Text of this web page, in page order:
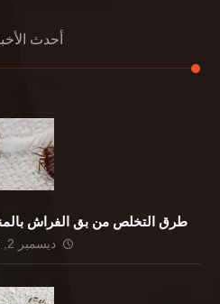
أحدث
طرق التخلص من بق الفراش
ديسمبر 2, 2025